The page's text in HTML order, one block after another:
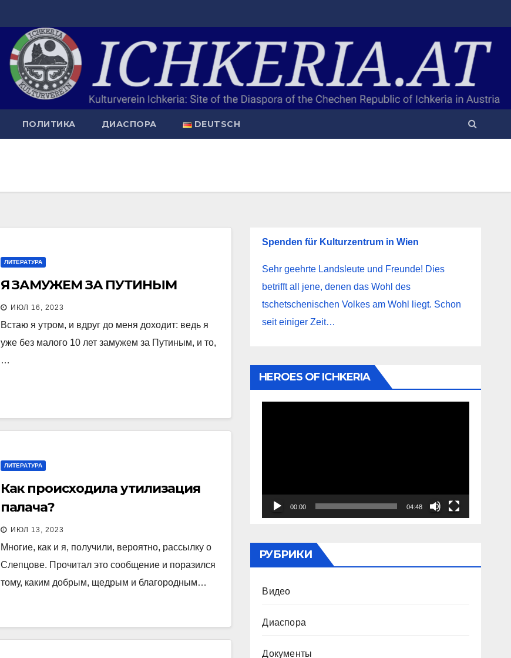
ПОЛИТИКА ДИАСПОРА DEUTSCH
ЛИТЕРАТУРА
Я ЗАМУЖЕМ ЗА ПУТИНЫМ
ИЮЛ 16, 2023
Встаю я утром, и вдруг до меня доходит: ведь я
уже без малого 10 лет замужем за Путиным, и то,
…
ЛИТЕРАТУРА
Как происходила утилизация
палача?
ИЮЛ 13, 2023
Многие, как и я, получили, вероятно, рассылку о
Слепцове. Прочитал это сообщение и поразился
тому, каким добрым, щедрым и благородным…
Spenden für Kulturzentrum in Wien
Sehr geehrte Landsleute und Freunde! Dies
betrifft all jene, denen das Wohl des
tschetschenischen Volkes am Wohl liegt. Schon
seit einiger Zeit…
HEROES OF ICHKERIA
00:00 04:48
РУБРИКИ
Видео
Диаспора
Документы